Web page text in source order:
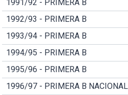
1991/92 - PRIMERA B
1992/93 - PRIMERA B
1993/94 - PRIMERA B
1994/95 - PRIMERA B
1995/96 - PRIMERA B
1996/97 - PRIMERA B NACIONAL